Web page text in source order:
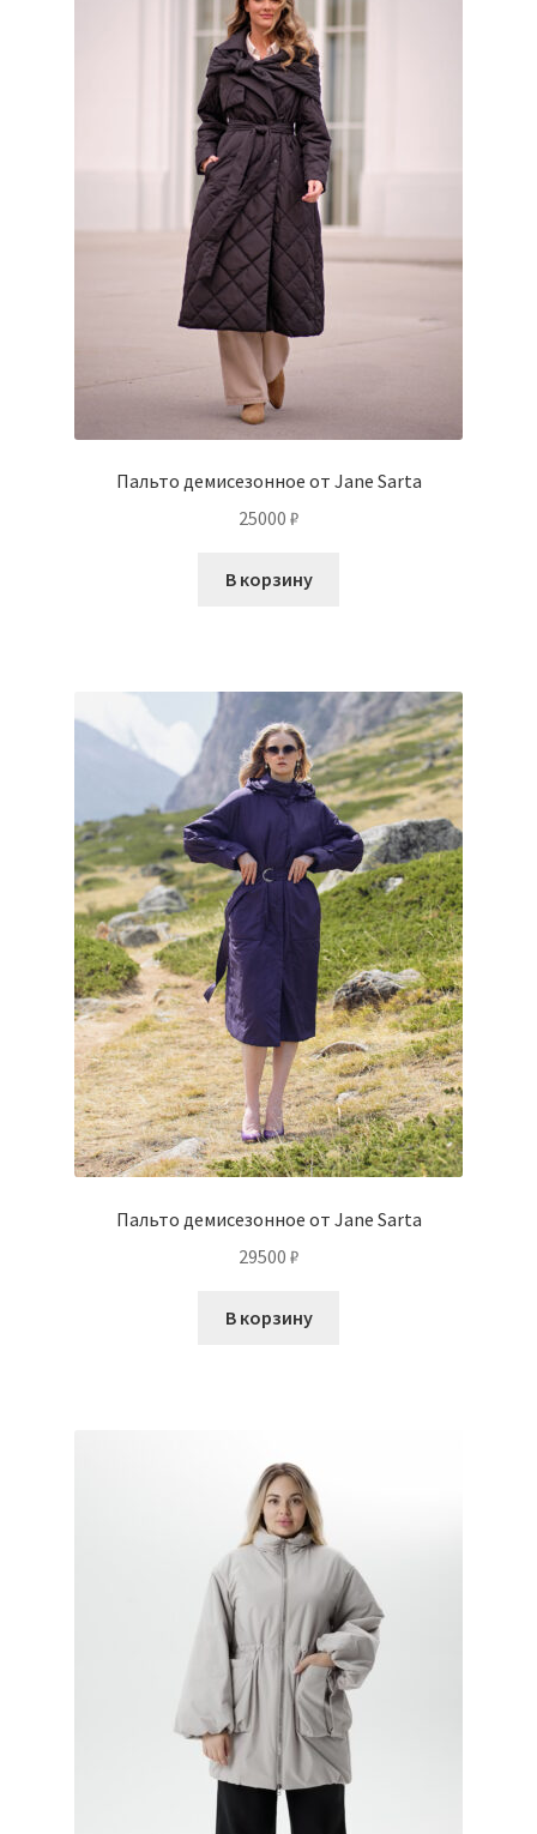
Пальто демисезонное от Jane Sarta
25000 ₽
В корзину
Пальто демисезонное от Jane Sarta
29500 ₽
В корзину